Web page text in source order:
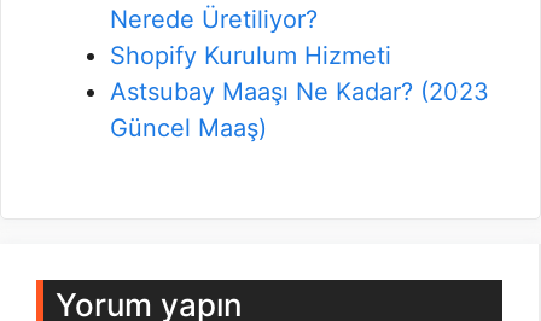
Nerede Üretiliyor?
Shopify Kurulum Hizmeti
Astsubay Maaşı Ne Kadar? (2023
Güncel Maaş)
Yorum yapın